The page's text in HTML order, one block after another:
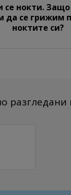
се нокти. Защо
да се грижим
ноктите си?
разгледани